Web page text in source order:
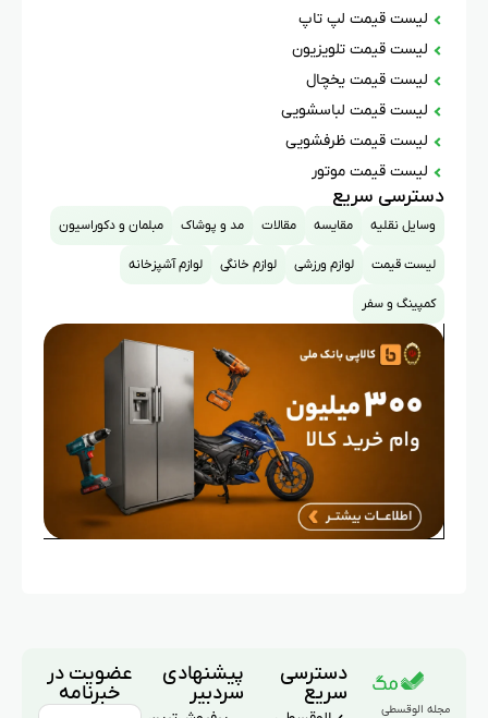
لیست قیمت لپ تاپ
لیست قیمت تلویزیون
لیست قیمت یخچال
لیست قیمت لباسشویی
لیست قیمت ظرفشویی
لیست قیمت موتور
دسترسی سریع
وسایل نقلیه مقایسه مقالات مد و پوشاک مبلمان و دکوراسیون
لیست قیمت لوازم ورزشی لوازم خانگی لوازم آشپزخانه
کمپینگ و سفر
مجله الوقسطی
دسترسی
سریع
پیشنهادی
سردبیر
عضویت در
خبرنامه